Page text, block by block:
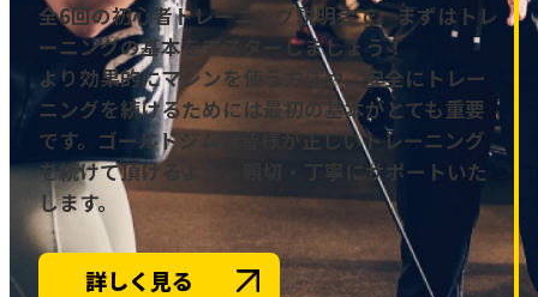
全6回の初心者トレーニング説明会で、まずはトレ
ーニングの基本をマスターしましょう！
より効果的にマシンを使う方法や、安全にトレー
ニングを続けるためには最初の基本がとても重要
です。ゴールドジムは皆様が正しいトレーニング
を続けて頂けるよう、親切・丁寧にサポートいた
します。
詳しく見る